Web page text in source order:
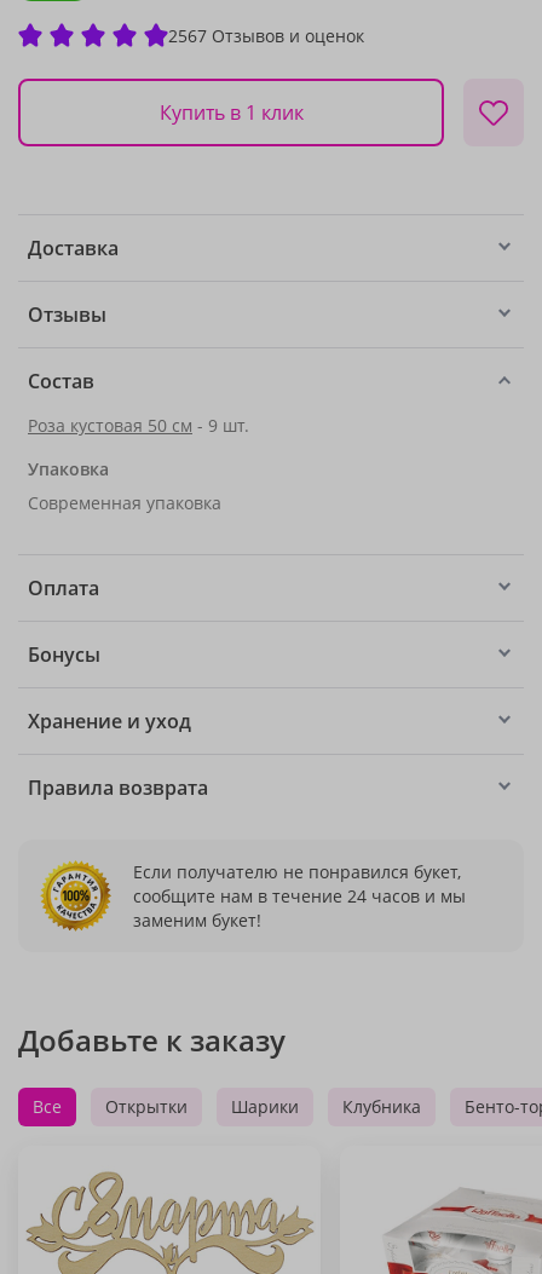
2567 Отзывов и оценок
Купить в 1 клик
Доставка
Отзывы
Состав
Роза кустовая 50 см - 9 шт.
Упаковка
Современная упаковка
Оплата
Бонусы
Хранение и уход
Правила возврата
Если получателю не понравился букет,
сообщите нам в течение 24 часов и мы
заменим букет!
Добавьте к заказу
Все Открытки Шарики Клубника Бенто-